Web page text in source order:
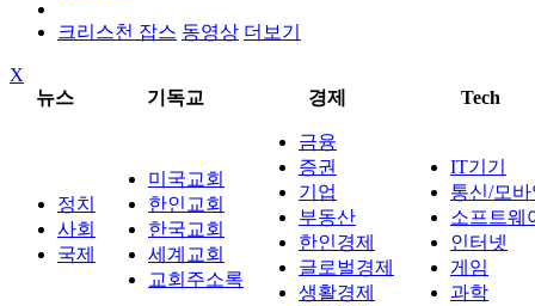
크리스천 잡스 동영상 더보기
X
뉴스
기독교 경제 Tech
정치
사회
국제
미국교회
한인교회
한국교회
세계교회
교회주소록
금융
증권
기업
부동산
한인경제
글로벌경제
생활경제
IT기기
통신/모
소프트웨
인터넷
게임
과학